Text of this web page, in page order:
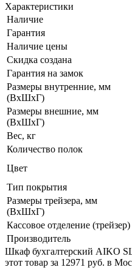
Характеристики
Наличие
Гарантия
Наличие цены
Скидка создана
Гарантия на замок
Размеры внутренние, мм
(ВхШхГ)
Размеры внешние, мм
(ВхШхГ)
Вес, кг
Количество полок
Цвет
Тип покрытия
Размеры трейзера, мм
(ВхШхГ)
Кассовое отделение (трейзер)
Производитель
Шкаф бухгалтерский AIKO
этот товар за 12971 руб. в